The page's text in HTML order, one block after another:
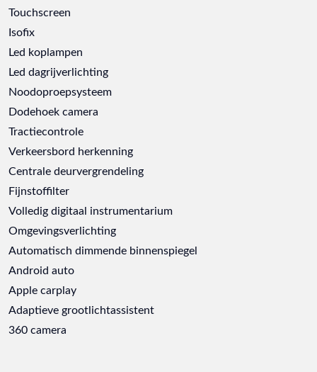
Touchscreen
Isofix
Led koplampen
Led dagrijverlichting
Noodoproepsysteem
Dodehoek camera
Tractiecontrole
Verkeersbord herkenning
Centrale deurvergrendeling
Fijnstoffilter
Volledig digitaal instrumentarium
Omgevingsverlichting
Automatisch dimmende binnenspiegel
Android auto
Apple carplay
Adaptieve grootlichtassistent
360 camera